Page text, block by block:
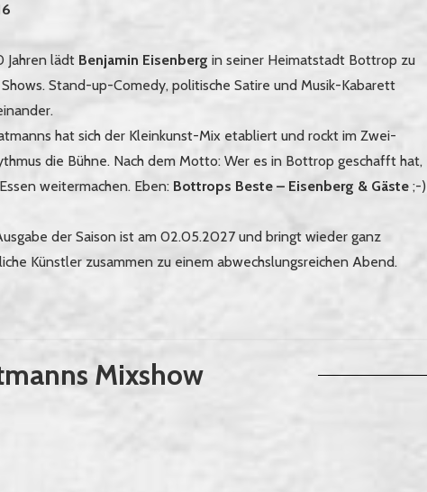
Jahren lädt Benjamin Eisenberg in seiner Heimatstadt Bottrop zu
Stand-up-Comedy, politische Satire und Musik-Kabarett
hat sich der Kleinkunst-Mix etabliert und rockt im Zwei-
die Bühne. Nach dem Motto: Wer es in Bottrop geschafft hat,
weitermachen. Eben: Bottrops Beste – Eisenberg & Gäste ;-)
der Saison ist am 02.05.2027 und bringt wieder ganz
Künstler zusammen zu einem abwechslungsreichen Abend.
Mixshow